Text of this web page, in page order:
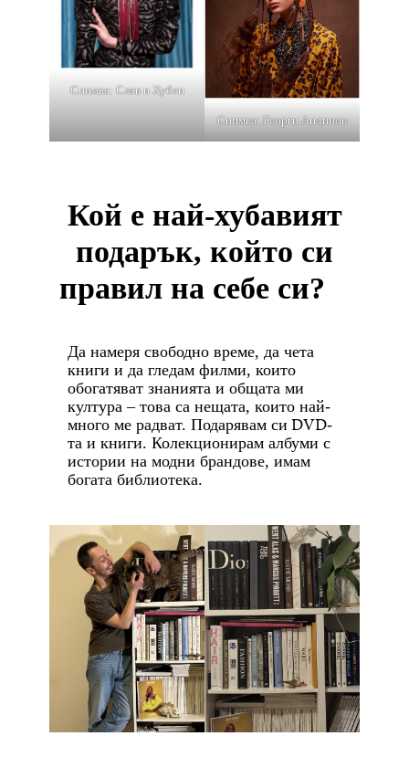
Снимка: Слав и Хубен
Снимка: Георги Андинов
Кой е най-хубавият
подарък, който си
правил на себе си?
Да намеря свободно време, да чета
книги и да гледам филми, които
обогатяват знанията и общата ми
култура – това са нещата, които най-
много ме радват. Подарявам си DVD-
та и книги. Колекционирам албуми с
истории на модни брандове, имам
богата библиотека.